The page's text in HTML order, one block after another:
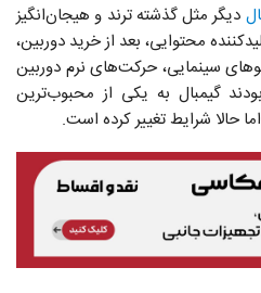
دیگر مثل گذشته ترند و هیجان‌انگیز
محتوایی، بعد از خرید دوربین،
سینمایی، حرکت‌های نرم دوربین
گیمبال به یکی از محبوب‌ترین
حالا شرایط تغییر کرده است.